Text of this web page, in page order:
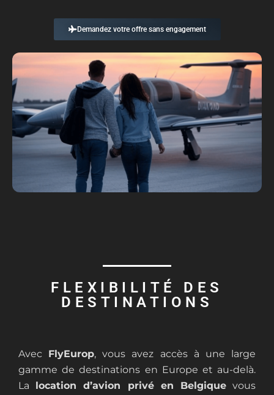
Demandez votre offre sans engagement
FLEXIBILITÉ DES
DESTINATIONS
Avec FlyEurop, vous avez accès à une large
gamme de destinations en Europe et au-delà.
La
location d’avion privé en Belgiquevous